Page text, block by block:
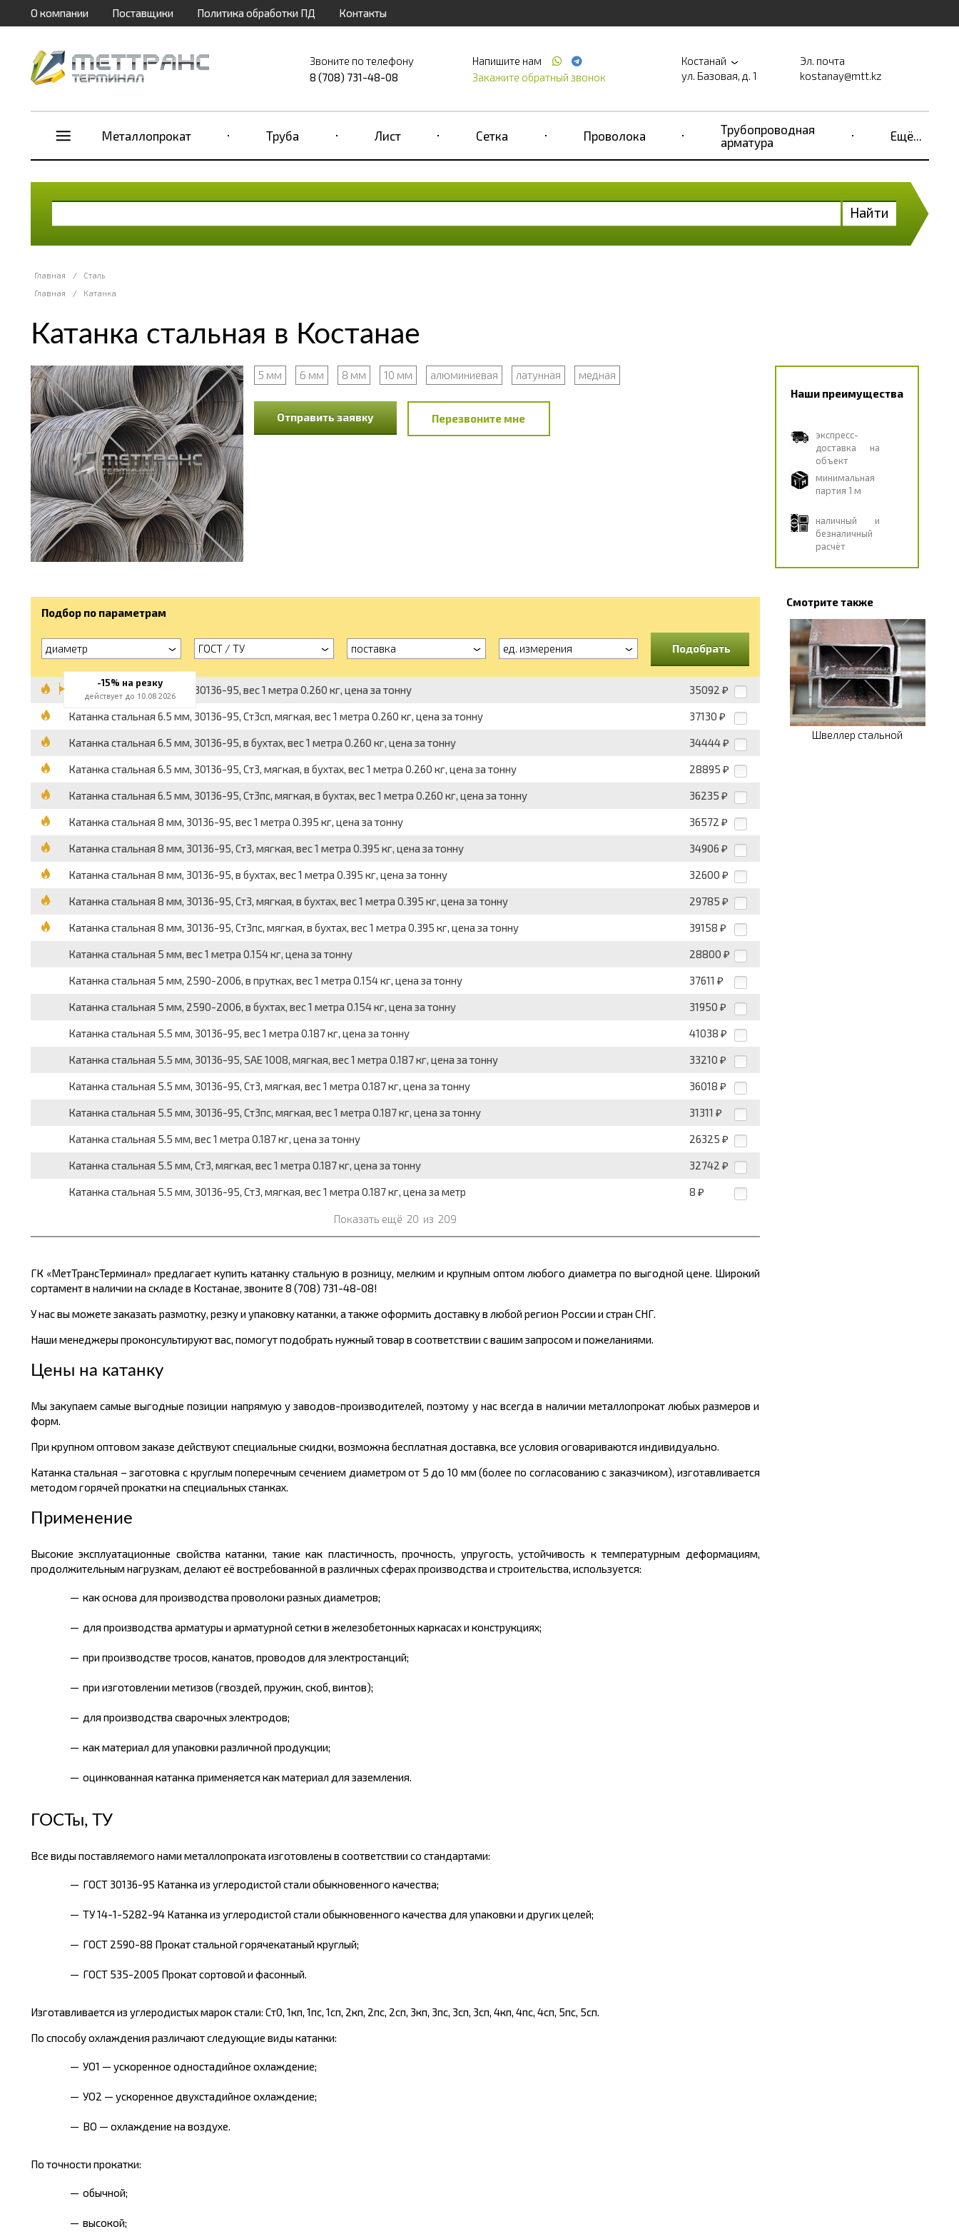
О компании Поставщики Политика обработки ПД Контакты
Звоните по телефону
8 (708) 731-48-08
Напишите нам
Закажите обратный звонок
Костанай
ул. Базовая, д. 1
Эл. почта
kostanay@mtt.kz
Металлопрокат Труба Лист Сетка Проволока
Трубопроводная
арматура
Ещё...
Найти
Главная /
Сталь
Главная
/ Катанка
Катанка стальная в Костанае
5 мм 6 мм 8 мм 10 мм алюминиевая латунная медная
Отправить заявку Перезвоните мне
Наши преимущества
экспресс-
доставка на
объект
минимальная
партия 1 м
наличный и
безналичный
расчёт
Подбор по параметрам
диаметр ГОСТ / ТУ поставка ед. измерения Подобрать
Катанка стальная 6.5 мм, 30136-95, вес 1 метра 0.260 кг, цена за тонну 35092 ₽
Катанка стальная 6.5 мм, 30136-95, Ст3сп, мягкая, вес 1 метра 0.260 кг, цена за тонну 37130 ₽
Катанка стальная 6.5 мм, 30136-95, в бухтах, вес 1 метра 0.260 кг, цена за тонну 34444 ₽
Катанка стальная 6.5 мм, 30136-95, Ст3, мягкая, в бухтах, вес 1 метра 0.260 кг, цена за тонну 28895 ₽
Катанка стальная 6.5 мм, 30136-95, Ст3пс, мягкая, в бухтах, вес 1 метра 0.260 кг, цена за тонну 36235 ₽
Катанка стальная 8 мм, 30136-95, вес 1 метра 0.395 кг, цена за тонну 36572 ₽
Катанка стальная 8 мм, 30136-95, Ст3, мягкая, вес 1 метра 0.395 кг, цена за тонну 34906 ₽
Катанка стальная 8 мм, 30136-95, в бухтах, вес 1 метра 0.395 кг, цена за тонну 32600 ₽
Катанка стальная 8 мм, 30136-95, Ст3, мягкая, в бухтах, вес 1 метра 0.395 кг, цена за тонну 29785 ₽
Катанка стальная 8 мм, 30136-95, Ст3пс, мягкая, в бухтах, вес 1 метра 0.395 кг, цена за тонну 39158 ₽
Катанка стальная 5 мм, вес 1 метра 0.154 кг, цена за тонну 28800 ₽
Катанка стальная 5 мм, 2590-2006, в прутках, вес 1 метра 0.154 кг, цена за тонну 37611 ₽
Катанка стальная 5 мм, 2590-2006, в бухтах, вес 1 метра 0.154 кг, цена за тонну 31950 ₽
Катанка стальная 5.5 мм, 30136-95, вес 1 метра 0.187 кг, цена за тонну 41038 ₽
Катанка стальная 5.5 мм, 30136-95, SAE 1008, мягкая, вес 1 метра 0.187 кг, цена за тонну 33210 ₽
Катанка стальная 5.5 мм, 30136-95, Ст3, мягкая, вес 1 метра 0.187 кг, цена за тонну 36018 ₽
Катанка стальная 5.5 мм, 30136-95, Ст3пс, мягкая, вес 1 метра 0.187 кг, цена за тонну 31311 ₽
Катанка стальная 5.5 мм, вес 1 метра 0.187 кг, цена за тонну 26325 ₽
Катанка стальная 5.5 мм, Ст3, мягкая, вес 1 метра 0.187 кг, цена за тонну 32742 ₽
Катанка стальная 5.5 мм, 30136-95, Ст3, мягкая, вес 1 метра 0.187 кг, цена за метр 8 ₽
Показать ещё 20 из 209
ГК «МетТрансТерминал» предлагает купить катанку стальную в розницу, мелким и крупным оптом любого диаметра по выгодной цене. Широкий
сортамент в наличии на складе в Костанае, звоните 8 (708) 731-48-08!
У нас вы можете заказать размотку, резку и упаковку катанки, а также оформить доставку в любой регион России и стран СНГ.
Наши менеджеры проконсультируют вас, помогут подобрать нужный товар в соответствии с вашим запросом и пожеланиями.
Цены на катанку
Мы закупаем самые выгодные позиции напрямую у заводов-производителей, поэтому у нас всегда в наличии металлопрокат любых размеров и
форм.
При крупном оптовом заказе действуют специальные скидки, возможна бесплатная доставка, все условия оговариваются индивидуально.
Катанка стальная – заготовка с круглым поперечным сечением диаметром от 5 до 10 мм (более по согласованию с заказчиком), изготавливается
методом горячей прокатки на специальных станках.
Применение
Высокие эксплуатационные свойства катанки, такие как пластичность, прочность, упругость, устойчивость к температурным деформациям,
продолжительным нагрузкам, делают её востребованной в различных сферах производства и строительства, используется:
как основа для производства проволоки разных диаметров;
для производства арматуры и арматурной сетки в железобетонных каркасах и конструкциях;
при производстве тросов, канатов, проводов для электростанций;
при изготовлении метизов (гвоздей, пружин, скоб, винтов);
для производства сварочных электродов;
как материал для упаковки различной продукции;
оцинкованная катанка применяется как материал для заземления.
ГОСТы, ТУ
Все виды поставляемого нами металлопроката изготовлены в соответствии со стандартами:
ГОСТ 30136-95 Катанка из углеродистой стали обыкновенного качества;
ТУ 14-1-5282-94 Катанка из углеродистой стали обыкновенного качества для упаковки и других целей;
ГОСТ 2590-88 Прокат стальной горячекатаный круглый;
ГОСТ 535-2005 Прокат сортовой и фасонный.
Изготавливается из углеродистых марок стали: Ст0, 1кп, 1пс, 1сп, 2кп, 2пс, 2сп, 3кп, 3пс, 3сп, 3сп, 4кп, 4пс, 4сп, 5пс, 5сп.
По способу охлаждения различают следующие виды катанки:
УО1 — ускоренное одностадийное охлаждение;
УО2 — ускоренное двухстадийное охлаждение;
ВО — охлаждение на воздухе.
По точности прокатки:
обычной;
высокой;
Смотрите также
Швеллер стальной
-15% на резку
действует до 10.08.2026